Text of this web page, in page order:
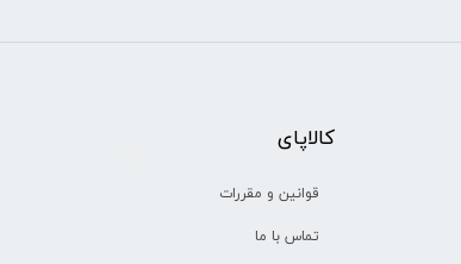
​​کالاپای
قوانین و مقررات
تماس با ما